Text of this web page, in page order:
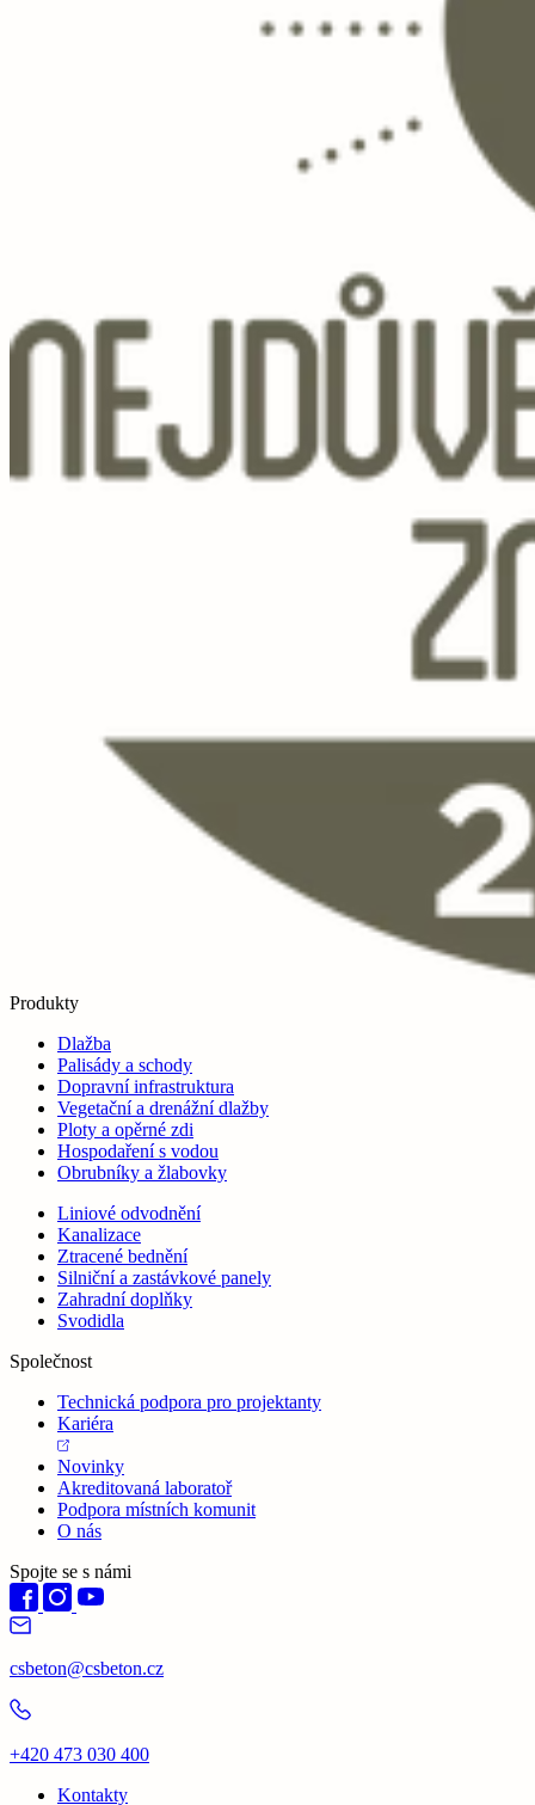
Produkty
Dlažba
Palisády a schody
Dopravní infrastruktura
Vegetační a drenážní dlažby
Ploty a opěrné zdi
Hospodaření s vodou
Obrubníky a žlabovky
Liniové odvodnění
Kanalizace
Ztracené bednění
Silniční a zastávkové panely
Zahradní doplňky
Svodidla
Společnost
Technická podpora pro projektanty
Kariéra
Novinky
Akreditovaná laboratoř
Podpora místních komunit
O nás
Spojte se s námi
csbeton@csbeton.cz
+420 473 030 400
Kontakty